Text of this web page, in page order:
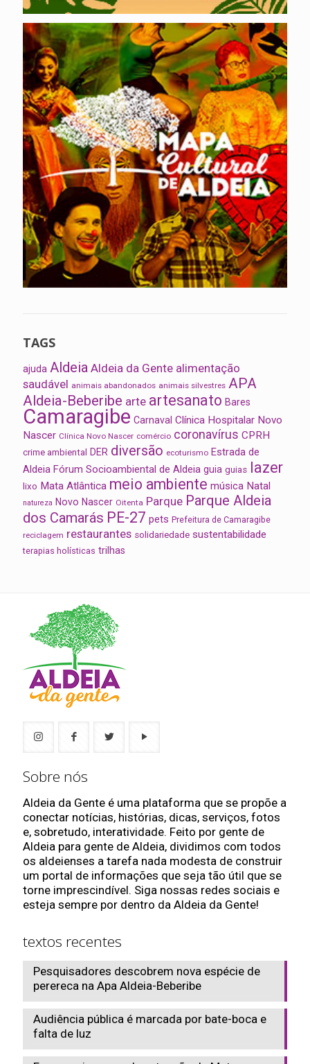
TAGS
ajuda Aldeia Aldeia da Gente alimentação
saudável animais abandonados animais silvestres APA
Aldeia-Beberibe arte artesanato Bares
Camaragibe Carnaval Clínica Hospitalar Novo
Nascer Clínica Novo Nascer comércio coronavírus CPRH
crime ambiental DER diversão ecoturismo Estrada de
Aldeia Fórum Socioambiental de Aldeia guia guias lazer
lixo Mata Atlântica meio ambiente música Natal
natureza Novo Nascer Oitenta Parque Parque Aldeia
dos Camarás PE-27 pets Prefeitura de Camaragibe
reciclagem restaurantes solidariedade sustentabilidade
terapias holísticas trilhas
Sobre nós
Aldeia da Gente é uma plataforma que se propõe a
conectar notícias, histórias, dicas, serviços, fotos
e, sobretudo, interatividade. Feito por gente de
Aldeia para gente de Aldeia, dividimos com todos
os aldeienses a tarefa nada modesta de construir
um portal de informações que seja tão útil que se
torne imprescindível. Siga nossas redes sociais e
esteja sempre por dentro da Aldeia da Gente!
textos recentes
Pesquisadores descobrem nova espécie de
perereca na Apa Aldeia-Beberibe
Audiência pública é marcada por bate-boca e
falta de luz